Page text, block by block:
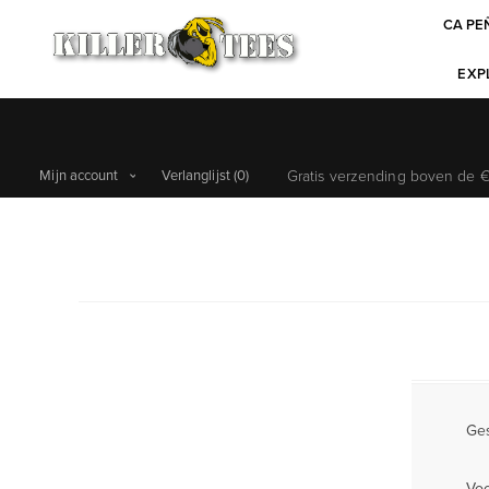
CA
Gratis verzending boven de
Mijn account Verlanglijst(0)